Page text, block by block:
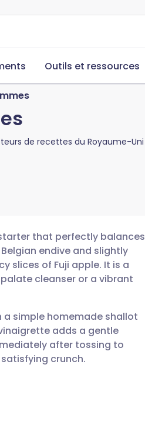
Outils et ressources
de recettes du Royaume-Uni
that perfectly balances
endive and slightly
slices of Fuji apple. It is a
cleanser or a vibrant
a simple homemade shallot
adds a gentle
after tossing to
crunch.